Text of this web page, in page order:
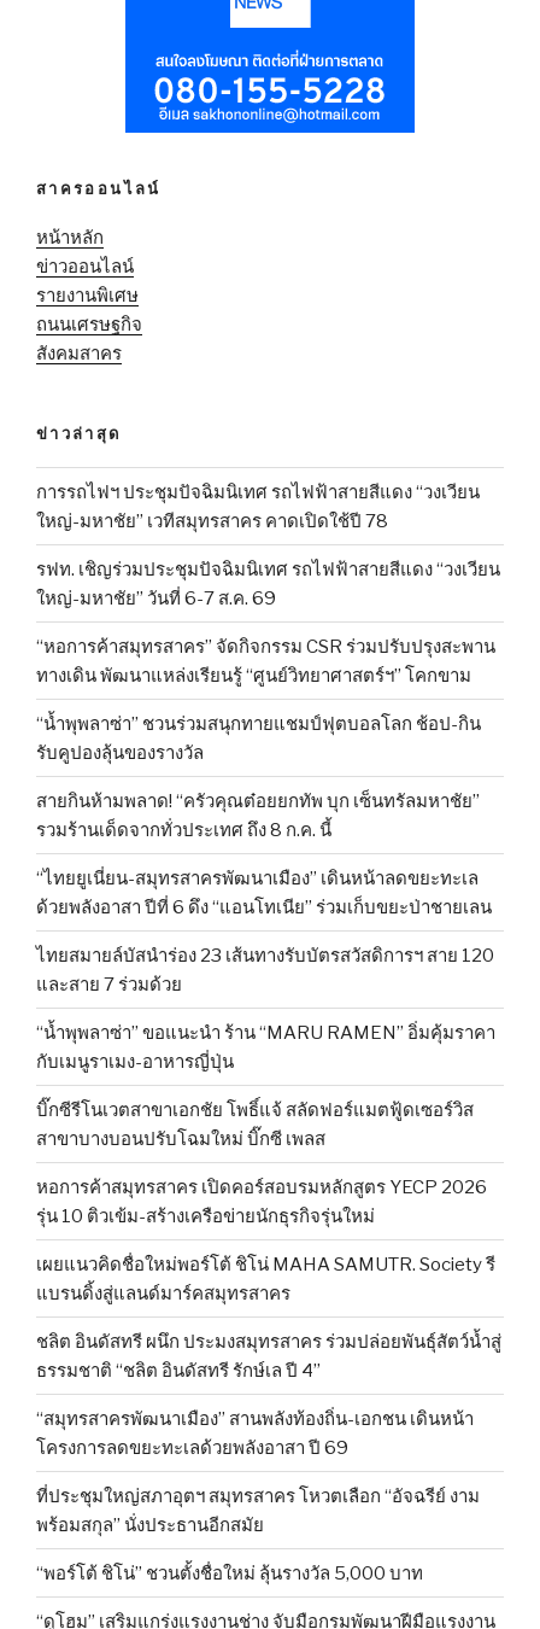
สาครออนไลน์
หน้าหลัก
ข่าวออนไลน์
รายงานพิเศษ
ถนนเศรษฐกิจ
สังคมสาคร
ข่าวล่าสุด
การรถไฟฯ ประชุมปัจฉิมนิเทศ รถไฟฟ้าสายสีแดง “วงเวียน
ใหญ่-มหาชัย” เวทีสมุทรสาคร คาดเปิดใช้ปี 78
รฟท. เชิญร่วมประชุมปัจฉิมนิเทศ รถไฟฟ้าสายสีแดง “วงเวียน
ใหญ่-มหาชัย” วันที่ 6-7 ส.ค. 69
“หอการค้าสมุทรสาคร” จัดกิจกรรม CSR ร่วมปรับปรุงสะพาน
ทางเดิน พัฒนาแหล่งเรียนรู้ “ศูนย์วิทยาศาสตร์ฯ” โคกขาม
“น้ำพุพลาซ่า” ชวนร่วมสนุกทายแชมป์ฟุตบอลโลก ช้อป-กิน
รับคูปองลุ้นของรางวัล
สายกินห้ามพลาด! “ครัวคุณต๋อยยกทัพ บุก เซ็นทรัลมหาชัย”
รวมร้านเด็ดจากทั่วประเทศ ถึง 8 ก.ค. นี้
“ไทยยูเนี่ยน-สมุทรสาครพัฒนาเมือง” เดินหน้าลดขยะทะเล
ด้วยพลังอาสา ปีที่ 6 ดึง “แอนโทเนีย” ร่วมเก็บขยะป่าชายเลน
ไทยสมายล์บัสนำร่อง 23 เส้นทางรับบัตรสวัสดิการฯ สาย 120
และสาย 7 ร่วมด้วย
“น้ำพุพลาซ่า” ขอแนะนำ ร้าน “MARU RAMEN” อิ่มคุ้มราคา
กับเมนูราเมง-อาหารญี่ปุ่น
บิ๊กซีรีโนเวตสาขาเอกชัย โพธิ์แจ้ สลัดฟอร์แมตฟู้ดเซอร์วิส
สาขาบางบอนปรับโฉมใหม่ บิ๊กซี เพลส
หอการค้าสมุทรสาคร เปิดคอร์สอบรมหลักสูตร YECP 2026
รุ่น 10 ติวเข้ม-สร้างเครือข่ายนักธุรกิจรุ่นใหม่
เผยแนวคิดชื่อใหม่พอร์โต้ ชิโน่ MAHA SAMUTR. Society รี
แบรนดิ้งสู่แลนด์มาร์คสมุทรสาคร
ชลิต อินดัสทรี ผนึก ประมงสมุทรสาคร ร่วมปล่อยพันธุ์สัตว์น้ำสู่
ธรรมชาติ “ชลิต อินดัสทรี รักษ์เล ปี 4”
“สมุทรสาครพัฒนาเมือง” สานพลังท้องถิ่น-เอกชน เดินหน้า
โครงการลดขยะทะเลด้วยพลังอาสา ปี 69
ที่ประชุมใหญ่สภาอุตฯ สมุทรสาคร โหวตเลือก “อัจฉรีย์ งาม
พร้อมสกุล” นั่งประธานอีกสมัย
“พอร์โต้ ชิโน่” ชวนตั้งชื่อใหม่ ลุ้นรางวัล 5,000 บาท
“ดูโฮม” เสริมแกร่งแรงงานช่าง จับมือกรมพัฒนาฝีมือแรงงาน